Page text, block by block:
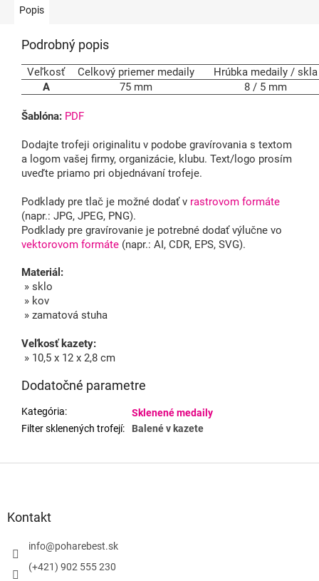
Popis
Podrobný popis
Veľkosť Celkový priemer medaily
Hrúbka medaily / skla
A
75 mm 8 / 5 mm
Šablóna: PDF
Dodajte trofeji originalitu v podobe gravírovania s textom
a logom vašej firmy, organizácie, klubu. Text/logo prosím
uveďte priamo pri objednávaní trofeje.
Podklady pre tlač je možné dodať v rastrovom formáte
(napr.: JPG, JPEG, PNG).
Podklady pre gravírovanie je potrebné dodať výlučne vo
vektorovom formáte (napr.: AI, CDR, EPS, SVG).
Materiál:
» sklo
» kov
» zamatová stuha
Veľkosť kazety:
» 10,5 x 12 x 2,8 cm
Dodatočné parametre
Kategória:
Sklenené medaily
Filter sklenených trofejí: Balené v kazete
Kontakt
info@poharebest.sk
(+421) 902 555 230